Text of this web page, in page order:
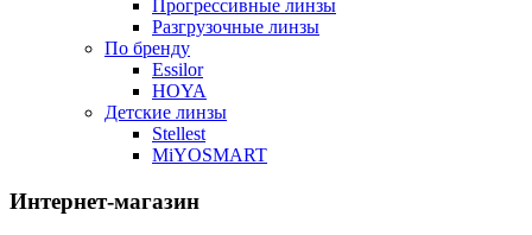
Прогрессивные линзы
Разгрузочные линзы
По бренду
Essilor
HOYA
Детские линзы
Stellest
MiYOSMART
Интернет-магазин